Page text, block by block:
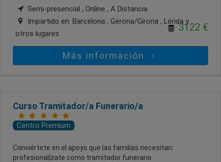
Semi-presencial , Online , A Distancia
Impartido en: Barcelona , Gerona/Girona , Lérida y
otros lugares
3122 €
Más información
Curso Tramitador/a Funerario/a
Centro Premium
Conviértete en el apoyo que las familias necesitan:
profesionalízate como tramitador funerario.